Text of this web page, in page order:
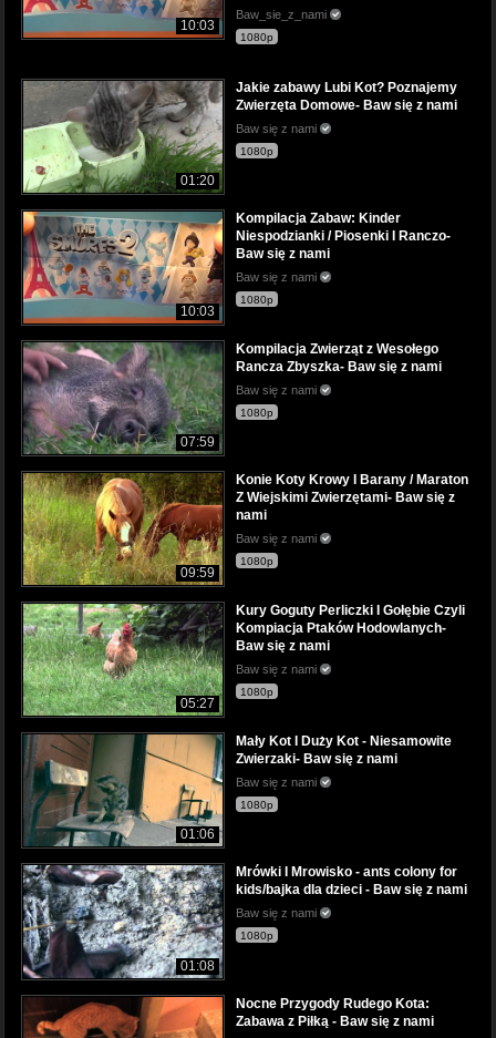
10:03
Baw_sie_z_nami
1080p
01:20
Jakie zabawy Lubi Kot? Poznajemy
Zwierzęta Domowe- Baw się z nami
Baw się z nami
1080p
10:03
Kompilacja Zabaw: Kinder
Niespodzianki / Piosenki I Ranczo-
Baw się z nami
Baw się z nami
1080p
07:59
Kompilacja Zwierząt z Wesołego
Rancza Zbyszka- Baw się z nami
Baw się z nami
1080p
09:59
Konie Koty Krowy I Barany / Maraton
Z Wiejskimi Zwierzętami- Baw się z
nami
Baw się z nami
1080p
05:27
Kury Goguty Perliczki I Gołębie Czyli
Kompiacja Ptaków Hodowlanych-
Baw się z nami
Baw się z nami
1080p
01:06
Mały Kot I Duży Kot - Niesamowite
Zwierzaki- Baw się z nami
Baw się z nami
1080p
01:08
Mrówki I Mrowisko - ants colony for
kids/bajka dla dzieci - Baw się z nami
Baw się z nami
1080p
Nocne Przygody Rudego Kota:
Zabawa z Piłką - Baw się z nami